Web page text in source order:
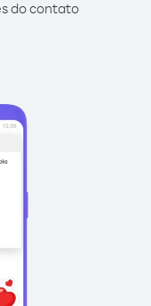
do contato